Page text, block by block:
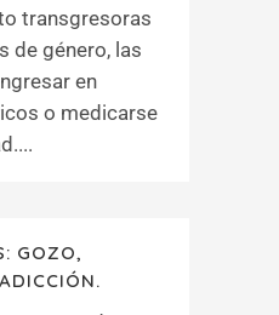
transgresoras
de género, las
en
o medicarse
GOZO,